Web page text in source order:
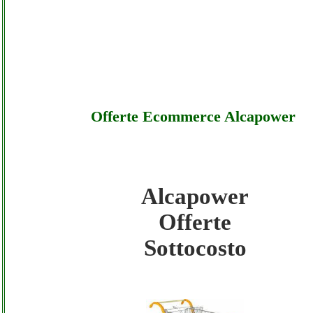
Offerte Ecommerce Alcapower
Alcapower - Offerte Ecommerce
Alcapower
Offerte
Sottocosto